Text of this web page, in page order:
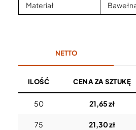
Materiał
NETTO
ILOŚĆ CENA ZA SZTUKĘ
50 21,65 zł
75 21,30 zł